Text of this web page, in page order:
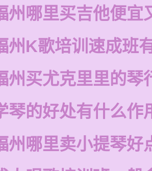
州哪里买吉他便宜
州K歌培训速成班
州买尤克里里的琴
琴的好处有什么作
州哪里卖小提琴好